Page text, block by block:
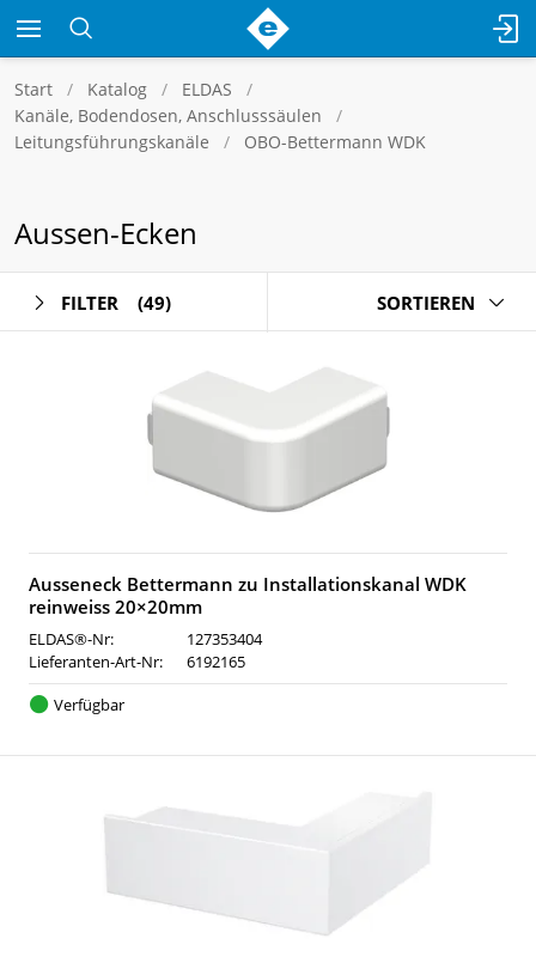
Start Katalog
ELDAS
Kanäle, Bodendosen, Anschlusssäulen
Leitungsführungskanäle
OBO-Bettermann WDK
Aussen-Ecken
FILTER (49) SORTIEREN
Ausseneck Bettermann zu Installationskanal WDK
reinweiss 20×20mm
ELDAS®-Nr:
127353404
Lieferanten-Art-Nr:
6192165
Verfügbar